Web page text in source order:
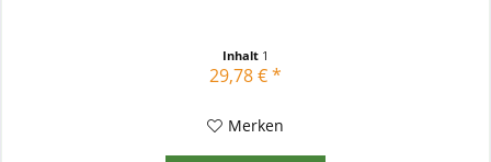
Inhalt 1
29,78 € *
Merken